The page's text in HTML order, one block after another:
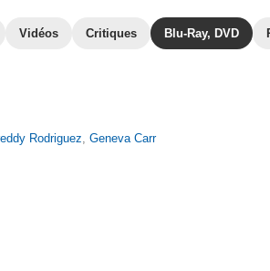
Vidéos Critiques Blu-Ray, DVD
Rodriguez, Geneva Carr